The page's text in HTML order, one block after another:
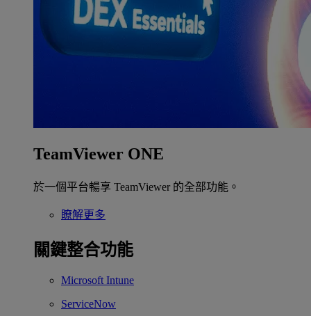
TeamViewer ONE
於一個平台暢享 TeamViewer 的全部功能。
瞭解更多
關鍵整合功能
Microsoft Intune
ServiceNow